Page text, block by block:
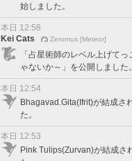
始しました。
本日 12:58
Kei Cats
Zeromus [Meteor]
「占星術師のレベル上げてっ
ゃないか～」を公開しました。
本日 12:54
Bhagavad.Gita(Ifrit)が結成さ
た。
本日 12:53
Pink Tulips(Zurvan)が結成さ